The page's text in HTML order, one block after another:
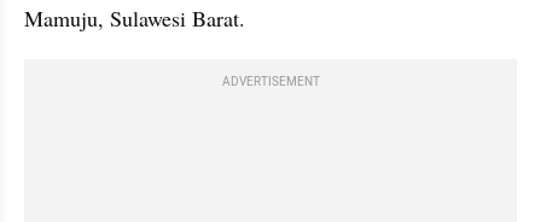
Mamuju, Sulawesi Barat.
ADVERTISEMENT